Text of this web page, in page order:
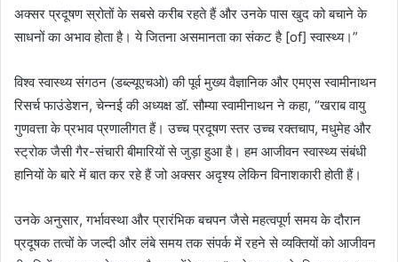
अक्सर प्रदूषण स्रोतों के सबसे करीब रहते हैं और उनके पास खुद को बचाने के
साधनों का अभाव होता है। ये जितना असमानता का संकट है [of] स्वास्थ्य।”
विश्व स्वास्थ्य संगठन (डब्ल्यूएचओ) की पूर्व मुख्य वैज्ञानिक और एमएस स्वामीनाथन
रिसर्च फाउंडेशन, चेन्नई की अध्यक्ष डॉ. सौम्या स्वामीनाथन ने कहा, “खराब वायु
गुणवत्ता के प्रभाव प्रणालीगत हैं। उच्च प्रदूषण स्तर उच्च रक्तचाप, मधुमेह और
स्ट्रोक जैसी गैर-संचारी बीमारियों से जुड़ा हुआ है। हम आजीवन स्वास्थ्य संबंधी
हानियों के बारे में बात कर रहे हैं जो अक्सर अदृश्य लेकिन विनाशकारी होती हैं।
उनके अनुसार, गर्भावस्था और प्रारंभिक बचपन जैसे महत्वपूर्ण समय के दौरान
प्रदूषक तत्वों के जल्दी और लंबे समय तक संपर्क में रहने से व्यक्तियों को आजीवन